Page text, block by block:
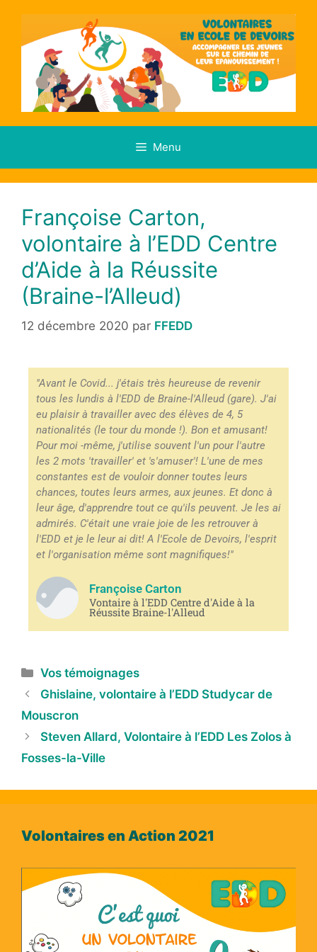
Menu
Françoise Carton,
volontaire à l’EDD Centre
d’Aide à la Réussite
(Braine-l’Alleud)
12 décembre 2020 par FFEDD
"Avant le Covid... j'étais très heureuse de revenir
tous les lundis à l'EDD de Braine-l'Alleud (gare). J'ai
eu plaisir à travailler avec des élèves de 4, 5
nationalités (le tour du monde !). Bon et amusant!
Pour moi -même, j'utilise souvent l'un pour l'autre
les 2 mots 'travailler' et 's'amuser'! L'une de mes
constantes est de vouloir donner toutes leurs
chances, toutes leurs armes, aux jeunes. Et donc à
leur âge, d'apprendre tout ce qu'ils peuvent. Je les ai
admirés. C'était une vraie joie de les retrouver à
l'EDD et je le leur ai dit! A l'Ecole de Devoirs, l'esprit
et l'organisation même sont magnifiques!"
Françoise Carton
Vontaire à l'EDD Centre d'Aide à la
Réussite Braine-l'Alleud
Vos témoignages
Ghislaine, volontaire à l’EDD Studycar de
Mouscron
Steven Allard, Volontaire à l’EDD Les Zolos à
Fosses-la-Ville
Volontaires en Action 2021